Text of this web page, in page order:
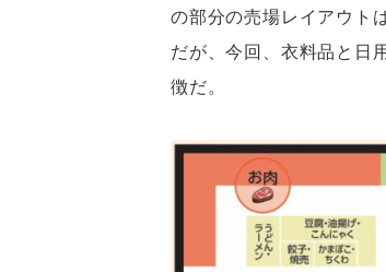
の部分の売場レイアウト
だが、今回、衣料品と日
徴だ。